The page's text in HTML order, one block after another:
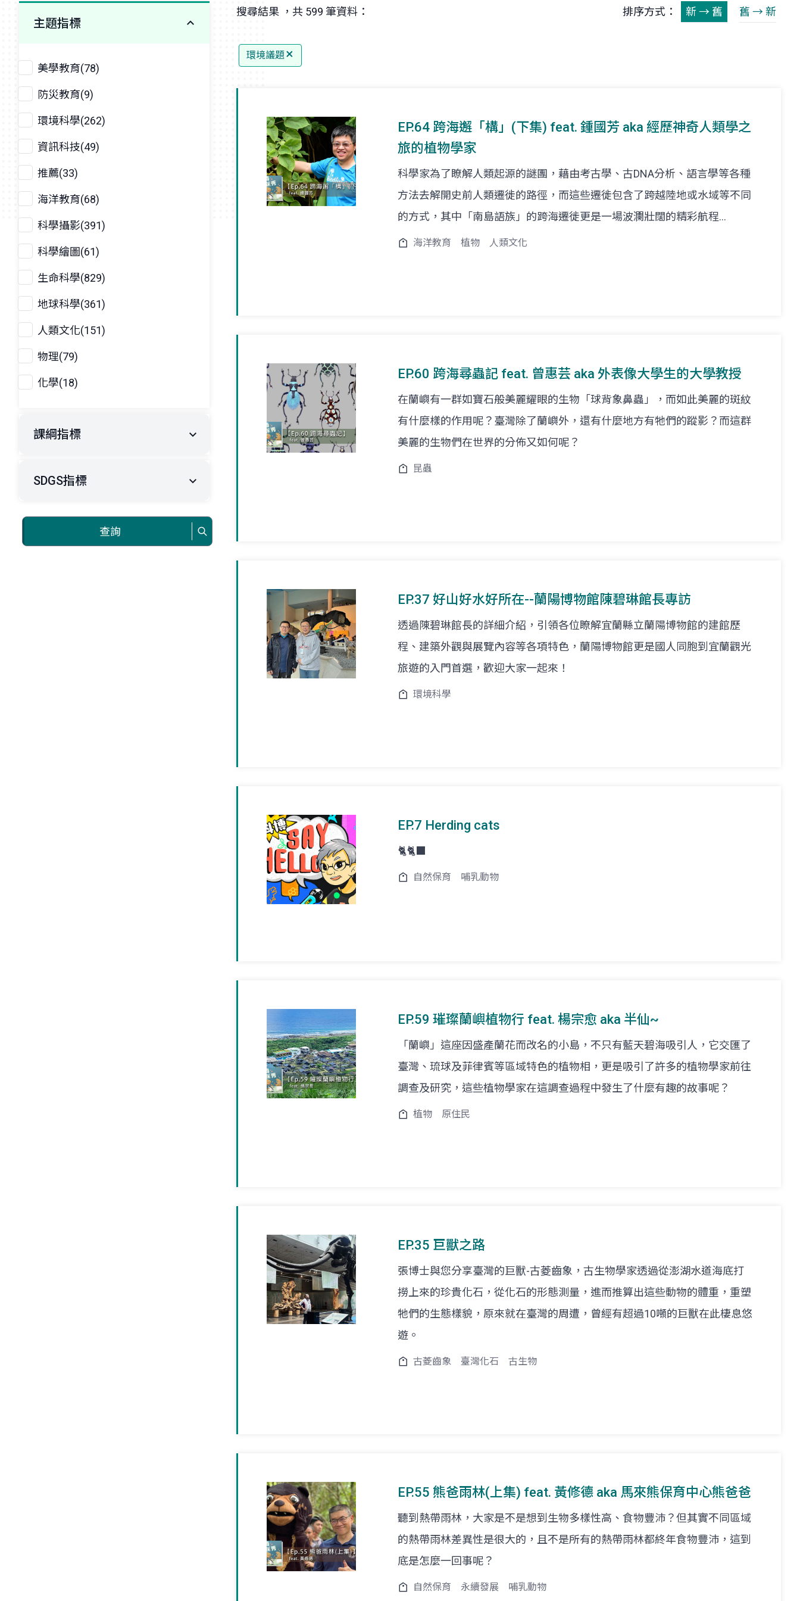
主題指標
美學教育(78)
防災教育(9)
環境科學(262)
資訊科技(49)
推薦(33)
海洋教育(68)
科學攝影(391)
科學繪圖(61)
生命科學(829)
地球科學(361)
人類文化(151)
物理(79)
化學(18)
課綱指標
SDGS指標
查詢
搜尋結果 ，共 599 筆資料： 排序方式： 新 → 舊 舊 → 新
環境議題
EP.64 跨海邂「構」(下集) feat. 鍾國芳 aka 經歷神奇人類學之
旅的植物學家
科學家為了瞭解人類起源的謎團，藉由考古學、古DNA分析、語言學等各種
方法去解開史前人類遷徙的路徑，而這些遷徙包含了跨越陸地或水域等不同
的方式，其中「南島語族」的跨海遷徙更是一場波瀾壯闊的精彩航程...
海洋教育 植物 人類文化
EP.60 跨海尋蟲記 feat. 曾惠芸 aka 外表像大學生的大學教授
在蘭嶼有一群如寶石般美麗耀眼的生物「球背象鼻蟲」，而如此美麗的斑紋
有什麼樣的作用呢？臺灣除了蘭嶼外，還有什麼地方有牠們的蹤影？而這群
美麗的生物們在世界的分佈又如何呢？
昆蟲
EP.37 好山好水好所在--蘭陽博物館陳碧琳館長專訪
透過陳碧琳館長的詳細介紹，引領各位瞭解宜蘭縣立蘭陽博物館的建館歷
程、建築外觀與展覽內容等各項特色，蘭陽博物館更是國人同胞到宜蘭觀光
旅遊的入門首選，歡迎大家一起來！
環境科學
EP.7 Herding cats
🐈🐈‍⬛
自然保育 哺乳動物
EP.59 璀璨蘭嶼植物行 feat. 楊宗愈 aka 半仙~
「蘭嶼」這座因盛產蘭花而改名的小島，不只有藍天碧海吸引人，它交匯了
臺灣、琉球及菲律賓等區域特色的植物相，更是吸引了許多的植物學家前往
調查及研究，這些植物學家在這調查過程中發生了什麼有趣的故事呢？
植物 原住民
EP.35 巨獸之路
張博士與您分享臺灣的巨獸-古菱齒象，古生物學家透過從澎湖水道海底打
撈上來的珍貴化石，從化石的形態測量，進而推算出這些動物的體重，重塑
牠們的生態樣貌，原來就在臺灣的周遭，曾經有超過10噸的巨獸在此棲息悠
遊。
古菱齒象 臺灣化石 古生物
EP.55 熊爸雨林(上集) feat. 黃修德 aka 馬來熊保育中心熊爸爸
聽到熱帶雨林，大家是不是想到生物多樣性高、食物豐沛？但其實不同區域
的熱帶雨林差異性是很大的，且不是所有的熱帶雨林都終年食物豐沛，這到
底是怎麼一回事呢？
自然保育 永續發展 哺乳動物